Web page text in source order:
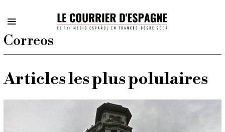
Correos
Articles les plus polulaires